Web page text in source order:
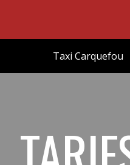
Taxi Carquefou